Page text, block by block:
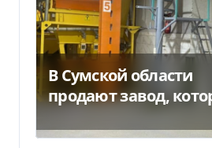
В Сумской области
продают завод,
продает 90% товаров
границу